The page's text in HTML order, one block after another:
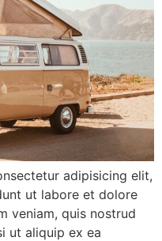
adipisicing elit,
ut labore et dolore
veniam, quis nostrud
ut aliquip ex ea